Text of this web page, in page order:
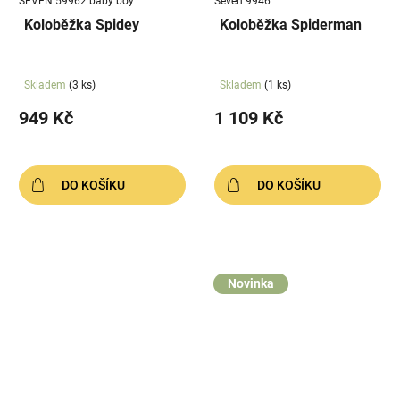
Koloběžka Spidey
Skladem (3 ks)
949 Kč
DO KOŠÍKU
Koloběžka Spiderman
Skladem (1 ks)
1 109 Kč
DO KOŠÍKU
Novinka